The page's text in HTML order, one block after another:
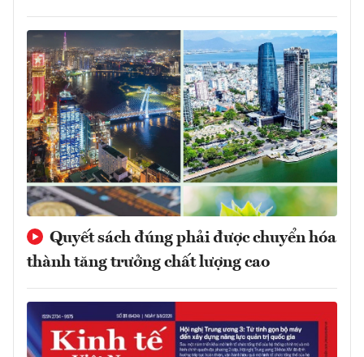
Quyết sách đúng phải được chuyển hóa
thành tăng trưởng chất lượng cao